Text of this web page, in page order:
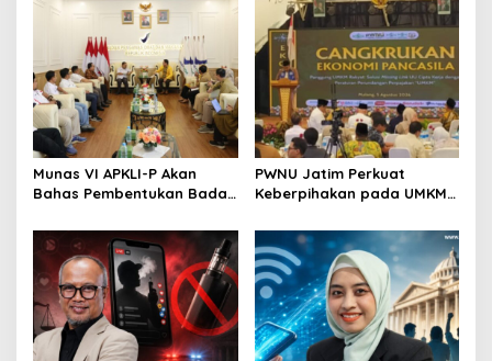
Munas VI APKLI-P Akan
Bahas Pembentukan Badan
Dinilai Penting Hadapi
Bonus Demografi
PWNU Jatim Perkuat
Keberpihakan pada UMKM